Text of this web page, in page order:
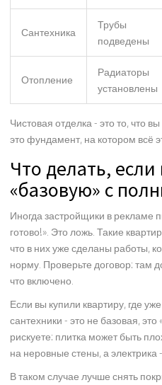
Сантехника
Трубы
подведены
Отопление
Радиаторы
установлены
Чистовая отделка - это то, что
это фундамент, на котором всё
Что делать,
«базовую» с
Иногда застройщики в рекламе
готово!». Это ложь. Такие
что в них уже сделаны работы,
норму. Проверьте договор: там
что включено.
Если вы купили квартиру, где
сантехники - это не базовая,
рискуете: плитка может быть
на неровные стены, а электрика
В таком случае лучше снять